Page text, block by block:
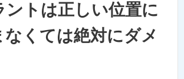
ントは正しい位置に
なくては絶対にダメ